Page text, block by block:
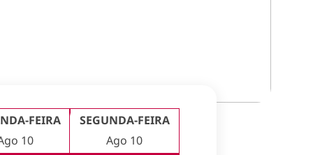
FEIRA
10
SEGUNDA-FEIRA
Ago 10